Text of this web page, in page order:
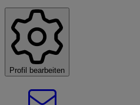
Profil bearbeiten